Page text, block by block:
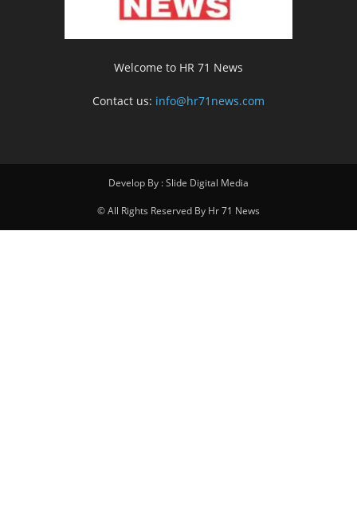
Welcome to HR 71 News
Contact us: info@hr71news.com
Develop By : Slide Digital Media
© All Rights Reserved By Hr 71 News